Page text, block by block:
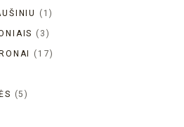
1
3
17
5